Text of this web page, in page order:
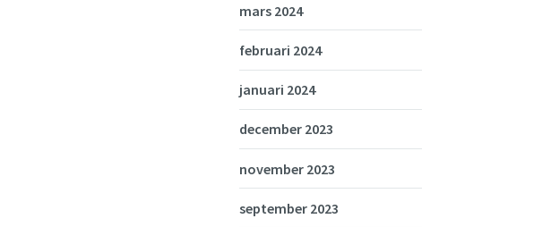
mars 2024
februari 2024
januari 2024
december 2023
november 2023
september 2023